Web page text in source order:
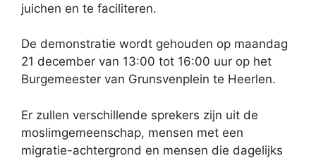
juichen en te faciliteren.
De demonstratie wordt gehouden op maandag
21 december van 13:00 tot 16:00 uur op het
Burgemeester van Grunsvenplein te Heerlen.
Er zullen verschillende sprekers zijn uit de
moslimgemeenschap, mensen met een
migratie-achtergrond en mensen die dagelijks